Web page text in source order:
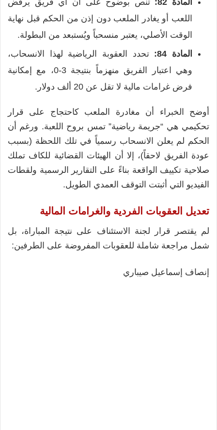
المادة 82:
تنص بوضوح على أن أي فريق يرفض
اللعب أو يغادر الملعب دون إذن من الحكم قبل نهاية
الوقت الأصلي، يعتبر منسحباً ويُستبعد من البطولة.
المادة 84:
تحدد العقوبة الرياضية لهذا الانسحاب،
وهي اعتبار الفريق منهزماً بنتيجة 3-0، مع إمكانية
فرض غرامات مالية لا تقل عن 20 ألف دولار.
أوضح الخبراء أن مغادرة الملعب كاحتجاج على قرار
تحكيمي هي “جريمة رياضية” تمس بروح اللعبة. ورغم أن
الحكم لم يعلن الانسحاب رسمياً في تلك اللحظة (بسبب
عودة الفريق لاحقاً)، إلا أن الهيئات القضائية للكاف تملك
صلاحية تكييف الواقعة بناءً على التقارير الرسمية ولقطات
الفيديو التي أثبتت التوقف العمدي الطويل.
تعديل العقوبات الفردية والغرامات المالية
لم يقتصر قرار لجنة الاستئناف على نتيجة المباراة، بل
شمل مراجعة شاملة للعقوبات المفروضة على الطرفين:
إنصاف إسماعيل صيباري